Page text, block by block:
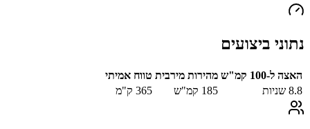
נתוני ביצועים
האצה ל-100 קמ"ש מהירות מירבית טווח אמיתי
8.8 שניות 185 קמ"ש 365 ק"מ